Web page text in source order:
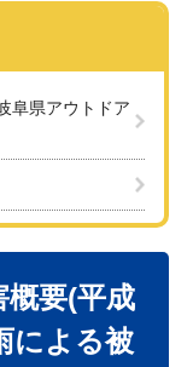
阜県アウトドア
概要(平成
による被